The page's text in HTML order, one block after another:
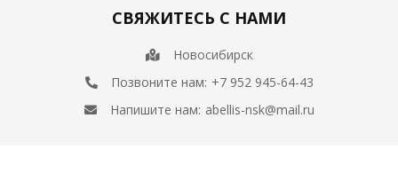
СВЯЖИТЕСЬ С НАМИ
Новосибирск
Позвоните нам: +7 952 945-64-43
Напишите нам: abellis-nsk@mail.ru